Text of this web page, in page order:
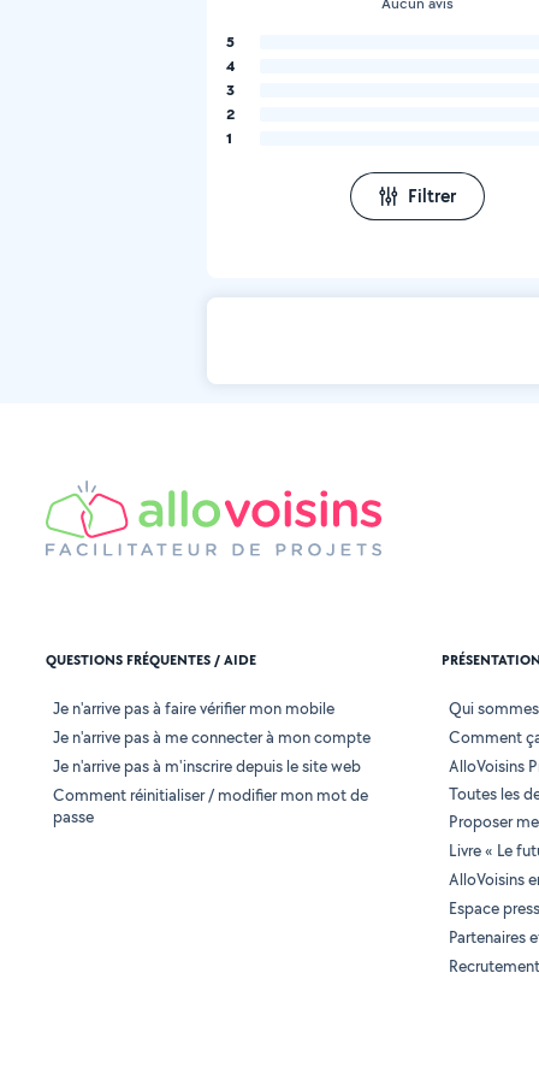
5
4
3
2
1
Filtrer
QUESTIONS FRÉQUENTES / AIDE
Je n'arrive pas à faire vérifier mon mobile
Je n'arrive pas à me connecter à mon compte
Je n'arrive pas à m'inscrire depuis le site web
Comment réinitialiser / modifier mon mot de
passe
Qui
Comment
AlloVoisins
Toutes les
Proposer
Livre « Le
AlloVoisins
Espace
Partenaires
Recrutement